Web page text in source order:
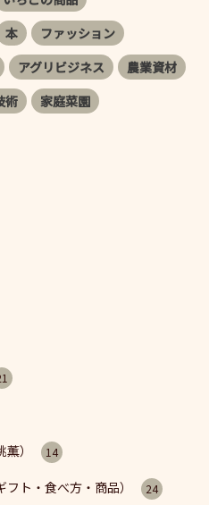
本
ファッション
アグリビジネス
農業資材
術 家庭菜園
） 14
ト・食べ方・商品） 24